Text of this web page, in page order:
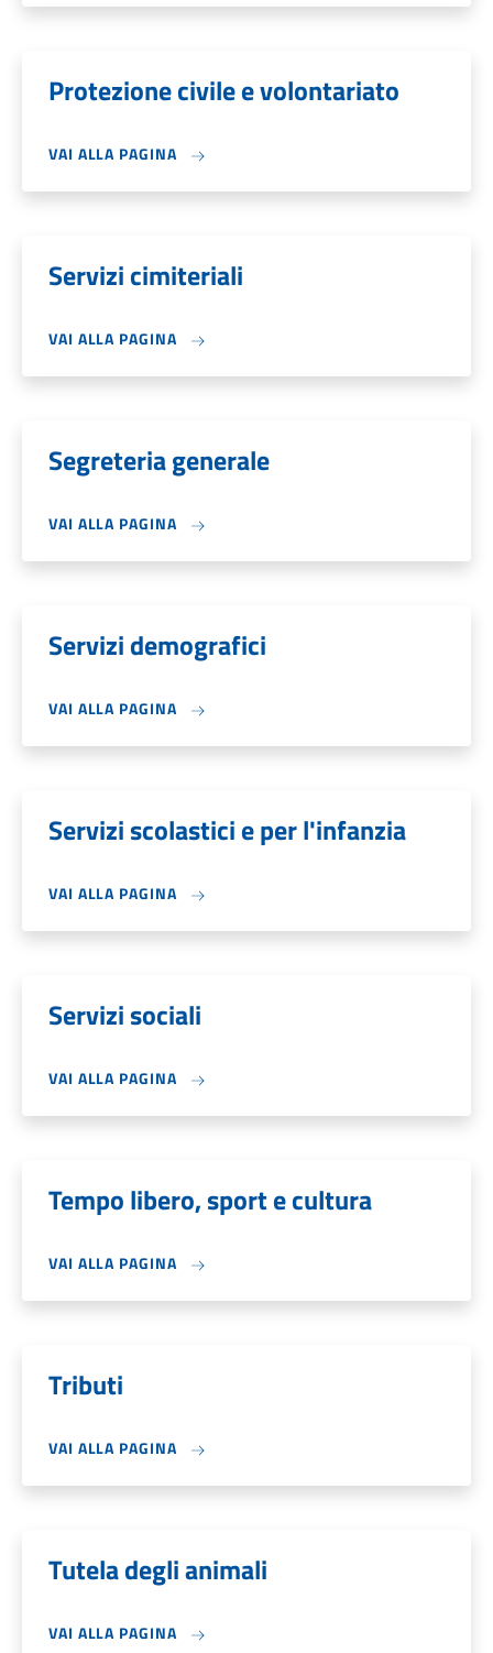
Protezione civile e volontariato
VAI ALLA PAGINA
Servizi cimiteriali
VAI ALLA PAGINA
Segreteria generale
VAI ALLA PAGINA
Servizi demografici
VAI ALLA PAGINA
Servizi scolastici e per l'infanzia
VAI ALLA PAGINA
Servizi sociali
VAI ALLA PAGINA
Tempo libero, sport e cultura
VAI ALLA PAGINA
Tributi
VAI ALLA PAGINA
Tutela degli animali
VAI ALLA PAGINA